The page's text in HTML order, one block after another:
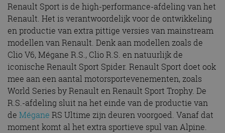
Renault Sport is de high-performance-afdeling van het
Renault. Het is verantwoordelijk voor de ontwikkeling
en productie van extra pittige versies van mainstream
modellen van Renault. Denk aan modellen zoals de
Clio V6, Mégane R.S., Clio R.S. en natuurlijk de
iconische Renault Sport Spider. Renault Sport doet ook
mee aan een aantal motorsportevenementen, zoals
World Series by Renault en Renault Sport Trophy. De
R.S.-afdeling sluit na het einde van de productie van
de Mégane RS Ultime zijn deuren voorgoed. Vanaf dat
moment komt al het extra sportieve spul van Alpine.